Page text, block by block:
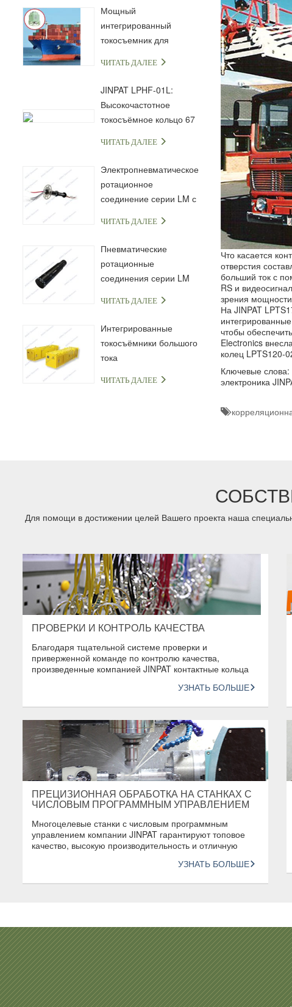
Мощный
интегрированный
токосъемник для
промышленной техники
ЧИТАТЬ ДАЛЕЕ
JINPAT LPHF-01L:
Высокочастотное
токосъёмное кольцо 67
ЧИТАТЬ ДАЛЕЕ
Электропневматическое
ротационное
соединение серии LM с
токосъёмным кольцом
ЧИТАТЬ ДАЛЕЕ
Пневматические
ротационные
соединения серии LM
ЧИТАТЬ ДАЛЕЕ
Интегрированные
токосъёмники большого
тока
ЧИТАТЬ ДАЛЕЕ
Что касается
отверстия
больший ток с
RS и
зрения
На JINPAT
чтобы
Electronics
колец LPTS120-
Ключевые слова:
электроника
Для помощи в достижении целей Вашего проекта наша
ПРОВЕРКИ И КОНТРОЛЬ КАЧЕСТВА
Благодаря тщательной системе проверки и
приверженной команде по контролю качества,
произведенные компанией JINPAT контактные кольца
УЗНАТЬ БОЛЬШЕ
ПРЕЦИЗИОННАЯ ОБРАБОТКА НА СТАНКАХ С
ЧИСЛОВЫМ ПРОГРАММНЫМ УПРАВЛЕНИЕМ
Многоцелевые станки с числовым программным
управлением компании JINPAT гарантируют топовое
качество, высокую производительность и отличную
УЗНАТЬ БОЛЬШЕ